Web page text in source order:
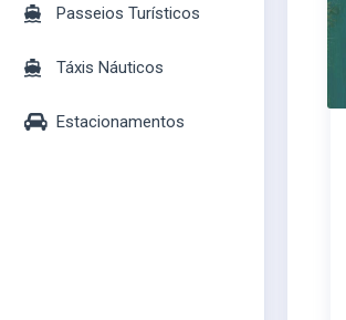
Casas
Mercados
Passeios Turísticos
Táxis Náuticos
Estacionamentos